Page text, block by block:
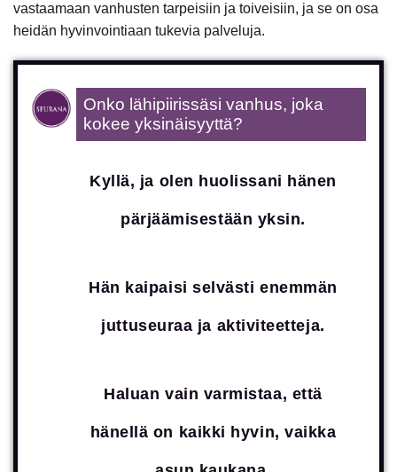
vastaamaan vanhusten tarpeisiin ja toiveisiin, ja se on osa
heidän hyvinvointiaan tukevia palveluja.
Onko lähipiirissäsi vanhus, joka
kokee yksinäisyyttä?
Kyllä, ja olen huolissani hänen
pärjäämisestään yksin.
Hän kaipaisi selvästi enemmän
juttuseuraa ja aktiviteetteja.
Haluan vain varmistaa, että
hänellä on kaikki hyvin, vaikka
Nimi *
Sähköposti *
Puhelinnumero *